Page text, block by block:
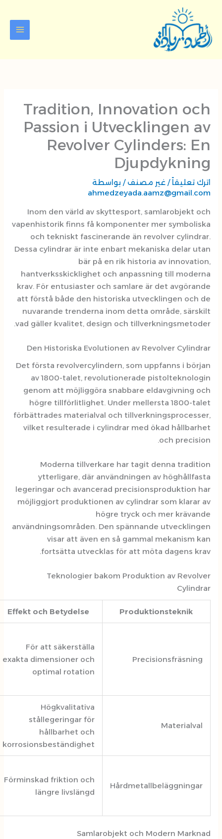
Tradition,
Passion i
Revolver
/ بواسطة
Inom den värld av skyttesport,
vapenhistorik finns få
och tekniskt fascinerande än
Dessa cylindrar är inte enbart
bär på en rik
hantverksskicklighet och
krav. För entusiaster och samlare
att förstå både den historiska
nuvarande trenderna inom
vad gäller kvalitet, design och
Den Historiska Evolutionen av
Det första revolvercylindern, som
av 1800-talet,
genom att möjliggöra snabbare
högre tillförlitlighet. Under
förbättrades materialval och
vilket resulterade i cylindrar
Moderna tillverkare har
ytterligare, där
legeringar och avancerad
möjliggjort produktionen av
högre tryck
användningsområden. Den
visar att även en så
fortsätta utvecklas för att
Teknologier bakom
Effekt och Betydelse
Exempel
exakta dimensioner och
bearbetning
används i
prestigefyllda
korrosionsbeständighet
440C rostfritt
stål och
liknande
legeringar
Förminskad friktion och
cylindrar för
professionellt
Samlarobjekt och